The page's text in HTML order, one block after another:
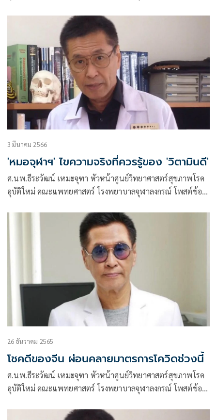
3 มีนาคม 2566
'หมอจุฬาฯ' ไขความจริงที่ควรรู้ของ 'วิตามินดี'
ศ.นพ.ธีระวัฒน์ เหมะจุฑา หัวหน้าศูนย์วิทยาศาสตร์สุขภาพโรค
อุบัติใหม่ คณะแพทยศาสตร์ โรงพยาบาลจุฬาลงกรณ์ โพสต์ข้อ
26 ธันวาคม 2565
โชคดีของจีน ผ่อนคลายมาตรการโควิดช่วงนี้
ศ.นพ.ธีระวัฒน์ เหมะจุฑา หัวหน้าศูนย์วิทยาศาสตร์สุขภาพโรค
อุบัติใหม่ คณะแพทยศาสตร์ โรงพยาบาลจุฬาลงกรณ์ โพสต์ข้อ
มาตรการโควิดในช่วงนี้